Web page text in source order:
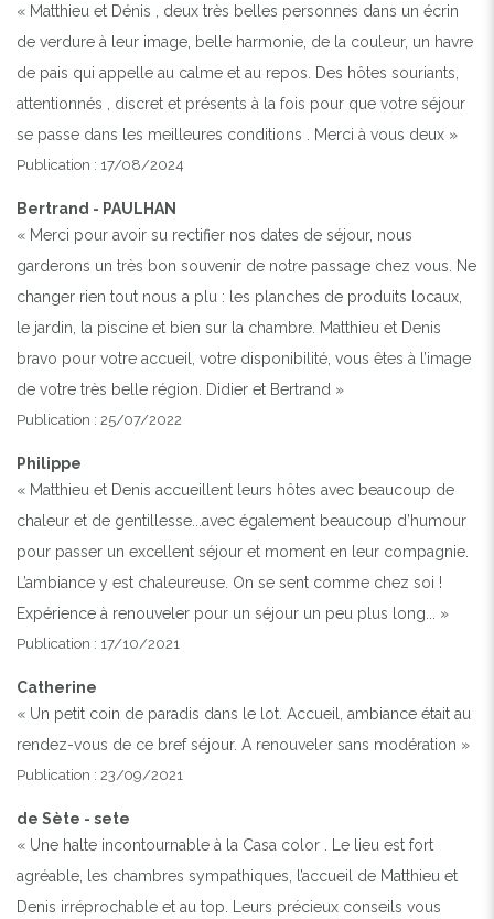
« Matthieu et Dénis , deux très belles personnes dans un écrin
de verdure à leur image, belle harmonie, de la couleur, un havre
de pais qui appelle au calme et au repos. Des hôtes souriants,
attentionnés , discret et présents à la fois pour que votre séjour
se passe dans les meilleures conditions . Merci à vous deux »
Publication : 17/08/2024
Bertrand - PAULHAN
« Merci pour avoir su rectifier nos dates de séjour, nous
garderons un très bon souvenir de notre passage chez vous. Ne
changer rien tout nous a plu : les planches de produits locaux,
le jardin, la piscine et bien sur la chambre. Matthieu et Denis
bravo pour votre accueil, votre disponibilité, vous êtes à l’image
de votre très belle région. Didier et Bertrand »
Publication : 25/07/2022
Philippe
« Matthieu et Denis accueillent leurs hôtes avec beaucoup de
chaleur et de gentillesse...avec également beaucoup d’humour
pour passer un excellent séjour et moment en leur compagnie.
L’ambiance y est chaleureuse. On se sent comme chez soi !
Expérience à renouveler pour un séjour un peu plus long... »
Publication : 17/10/2021
Catherine
« Un petit coin de paradis dans le lot. Accueil, ambiance était au
rendez-vous de ce bref séjour. A renouveler sans modération »
Publication : 23/09/2021
de Sète - sete
« Une halte incontournable à la Casa color . Le lieu est fort
agréable, les chambres sympathiques, l’accueil de Matthieu et
Denis irréprochable et au top. Leurs précieux conseils vous